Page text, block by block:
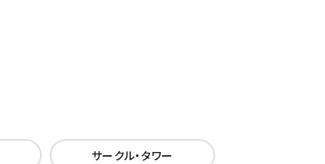
サークル・タワー